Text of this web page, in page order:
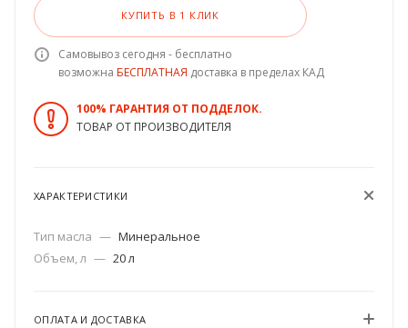
КУПИТЬ В 1 КЛИК
Самовывоз сегодня - бесплатно
возможна БЕСПЛАТНАЯ доставка в пределах КАД
100% ГАРАНТИЯ ОТ ПОДДЕЛОК.
ТОВАР ОТ ПРОИЗВОДИТЕЛЯ
ХАРАКТЕРИСТИКИ
Тип масла — Минеральное
Объем, л — 20 л
ОПЛАТА И ДОСТАВКА